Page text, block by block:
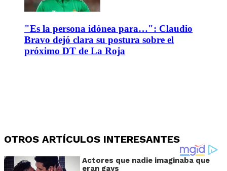
"Es la persona idónea para…": Claudio
Bravo dejó clara su postura sobre el
próximo DT de La Roja
OTROS ARTÍCULOS INTERESANTES
Actores que nadie imaginaba que
eran gays